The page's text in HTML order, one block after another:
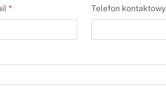
* Telefon kontaktowy